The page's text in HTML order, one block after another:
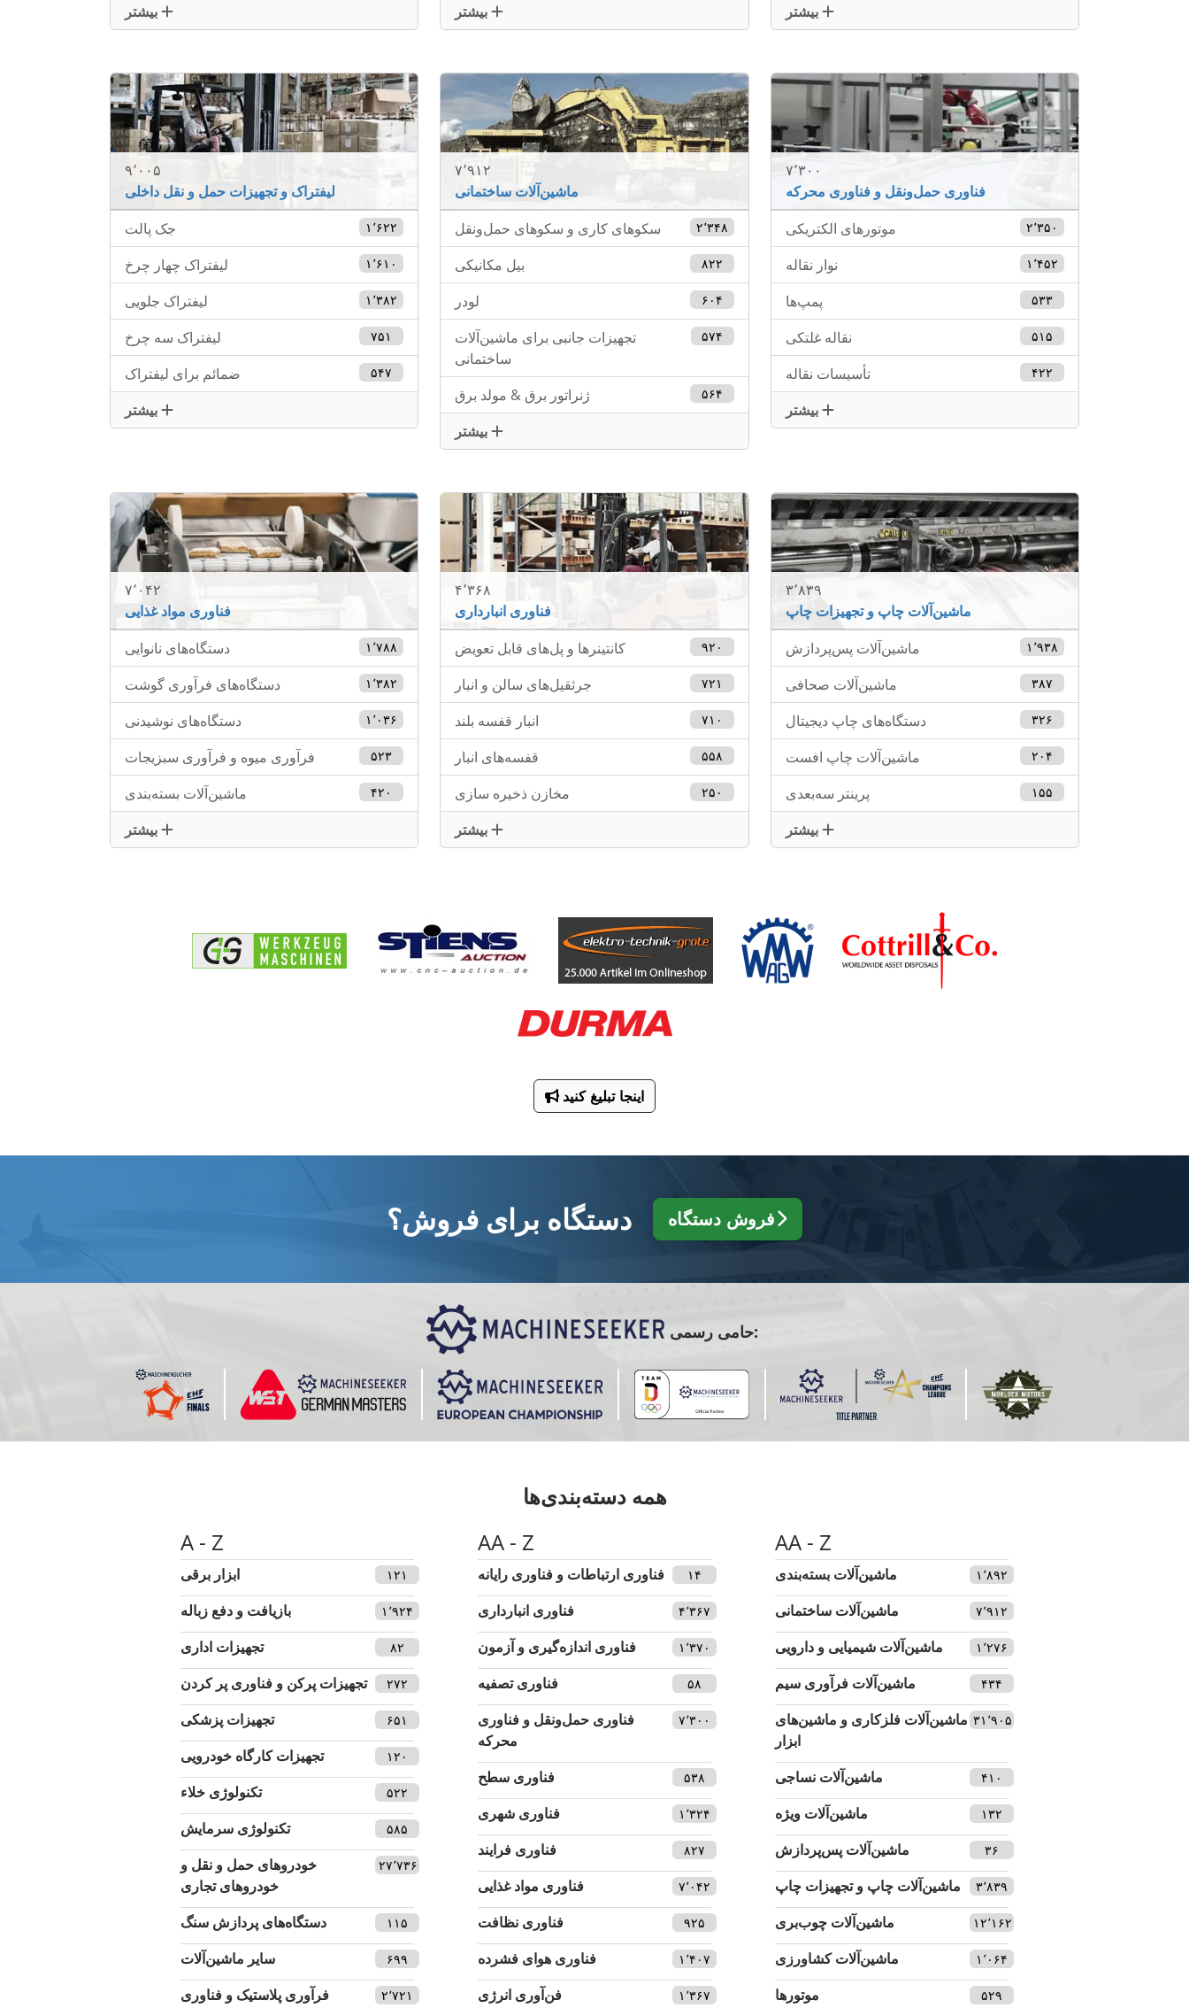
بیشتر بیشتر
۹٬۰۰۵
لیفتراک و تجهیزات حمل و نقل داخلی
جک پالت
۱٬۶۲۲
لیفتراک چهار چرخ ۱٬۶۱۰
لیفتراک جلویی ۱٬۳۸۲
لیفتراک سه چرخ ۷۵۱
ضمائم برای لیفتراک ۵۴۷
۷٬۹۱۲
ماشین‌آلات ساختمانی
سکوهای کاری و سکوهای حمل‌ونقل
۲٬۳۴۸
بیل مکانیکی ۸۲۲
لودر ۶۰۴
تجهیزات جانبی برای ماشین‌آلات
ساختمانی
۵۷۴
ژنراتور برق & مولد برق ۵۶۴
بیشتر
۷٬۳۰۰
فناوری حمل‌ونقل و فناوری محرکه
موتورهای الکتریکی
۲٬۳۵۰
نوار نقاله ۱٬۴۵۲
پمپ‌ها ۵۳۳
نقاله غلتکی ۵۱۵
تأسیسات نقاله ۴۲۲
بیشتر
۷٬۰۴۲
فناوری مواد غذایی
دستگاه‌های نانوایی
۱٬۷۸۸
دستگاه‌های فرآوری گوشت ۱٬۳۸۲
دستگاه‌های نوشیدنی ۱٬۰۳۶
فرآوری میوه و فرآوری سبزیجات ۵۲۳
ماشین‌آلات بسته‌بندی ۴۲۰
۴٬۳۶۸
فناوری انبارداری
کانتینرها و پل‌های قابل تعویض
۹۲۰
جرثقیل‌های سالن و انبار ۷۲۱
انبار قفسه بلند ۷۱۰
قفسه‌های انبار ۵۵۸
مخازن ذخیره سازی ۲۵۰
بیشتر
۳٬۸۳۹
ماشین‌آلات چاپ و تجهیزات چاپ
ماشین‌آلات پس‌پردازش
۱٬۹۳۸
ماشین‌آلات صحافی ۳۸۷
دستگاه‌های چاپ دیجیتال ۳۲۶
ماشین‌آلات چاپ افست ۲۰۴
پرینتر سه‌بعدی ۱۵۵
بیشتر
اینجا تبلیغ کنید
دستگاه برای فروش؟ فروش دستگاه
حامی رسمی:
همه دسته‌بندی‌ها
A - Z
ابزار برقی ۱۲۱
بازیافت و دفع زباله ۱٬۹۲۴
تجهیزات اداری ۸۲
تجهیزات پرکن و فناوری پر کردن ۲۷۲
تجهیزات پزشکی ۶۵۱
تجهیزات کارگاه خودرویی ۱۲۰
تکنولوژی خلاء ۵۲۲
تکنولوژی سرمایش ۵۸۵
خودروهای حمل و نقل و
خودروهای تجاری
۲۷٬۷۳۶
دستگاه‌های پردازش سنگ ۱۱۵
سایر ماشین‌آلات ۶۹۹
فرآوری پلاستیک و فناوری
۲٬۷۲۱
AA - Z
فناوری ارتباطات و فناوری رایانه ۱۴
فناوری انبارداری ۴٬۳۶۷
فناوری اندازه‌گیری و آزمون ۱٬۳۷۰
فناوری تصفیه ۵۸
فناوری حمل‌ونقل و فناوری
محرکه
۷٬۳۰۰
فناوری سطح ۵۳۸
فناوری شهری ۱٬۳۲۴
فناوری فرایند ۸۲۷
فناوری مواد غذایی ۷٬۰۴۲
فناوری نظافت ۹۲۵
فناوری هوای فشرده ۱٬۴۰۷
فن‌آوری انرژی ۱٬۳۶۷
AA - Z
ماشین‌آلات بسته‌بندی ۱٬۸۹۲
ماشین‌آلات ساختمانی ۷٬۹۱۲
ماشین‌آلات شیمیایی و دارویی ۱٬۲۷۶
ماشین‌آلات فرآوری سیم ۴۳۴
ماشین‌آلات فلزکاری و ماشین‌های
ابزار
۳۱٬۹۰۵
ماشین‌آلات نساجی ۴۱۰
ماشین‌آلات ویژه ۱۳۲
ماشین‌آلات پس‌پردازش ۳۶
ماشین‌آلات چاپ و تجهیزات چاپ ۳٬۸۳۹
ماشین‌آلات چوب‌بری ۱۲٬۱۶۲
ماشین‌آلات کشاورزی ۱٬۰۶۴
موتورها ۵۲۹